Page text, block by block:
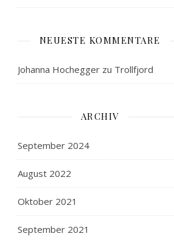
NEUESTE KOMMENTARE
Johanna Hochegger zu Trollfjord
ARCHIV
September 2024
August 2022
Oktober 2021
September 2021